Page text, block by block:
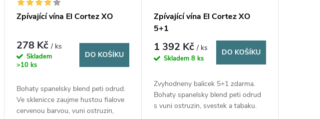
Zpívající vína El Cortez XO
278 Kč/ ks
Skladem
>10 ks
DO KOŠÍKU
Bohaty spanelsky blend peti odrud.
Ve sklenicce zaujme hustou fialove
cervenou barvou, vuni ostruzin,
Zpívající vína El Cortez XO
5+1
1 392 Kč/ ks
Skladem 8 ks
DO KOŠÍKU
Zvyhodneny balicek 5+1 zdarma.
Bohaty spanelsky blend peti odrud
s vuni ostruzin, svestek a tabaku.